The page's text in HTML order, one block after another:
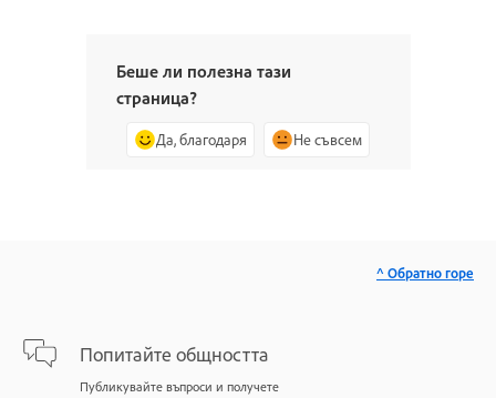
Беше ли полезна тази
страница?
Да, благодаря Не съвсем
Попитайте общността
Публикувайте въпроси и получете
^ Обратно горе